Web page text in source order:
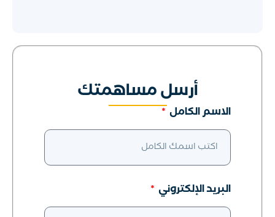
أرسل مساهمتك
الاسم الكامل
البريد الإلكتروني